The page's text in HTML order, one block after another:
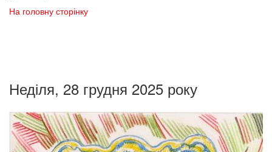
На головну сторінку
Неділя, 28 грудня 2025 року